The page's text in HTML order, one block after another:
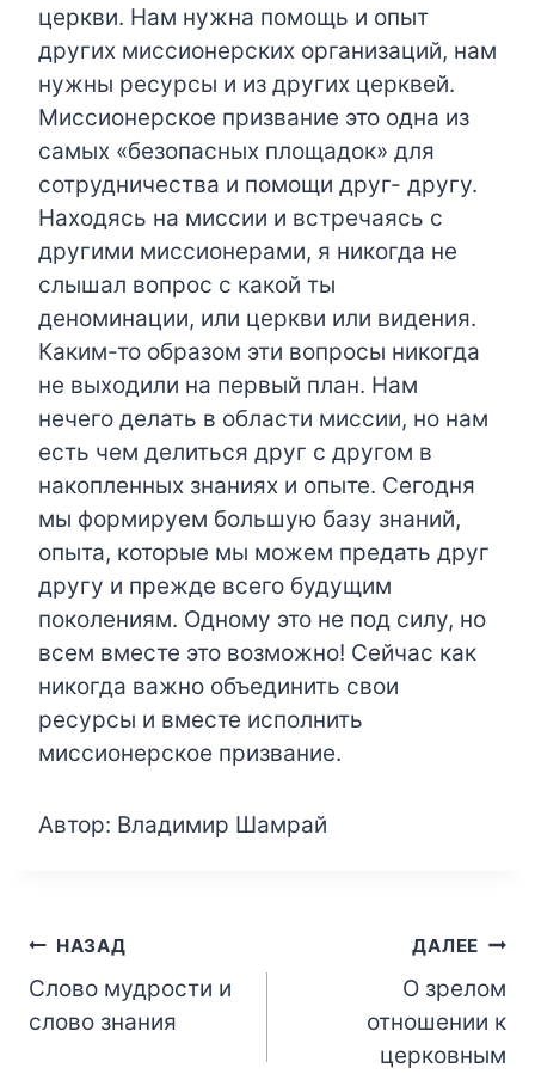
церкви. Нам нужна помощь и опыт
других миссионерских организаций, нам
нужны ресурсы и из других церквей.
Миссионерское призвание это одна из
самых «безопасных площадок» для
сотрудничества и помощи друг- другу.
Находясь на миссии и встречаясь с
другими миссионерами, я никогда не
слышал вопрос с какой ты
деноминации, или церкви или видения.
Каким-то образом эти вопросы никогда
не выходили на первый план. Нам
нечего делать в области миссии, но нам
есть чем делиться друг с другом в
накопленных знаниях и опыте. Сегодня
мы формируем большую базу знаний,
опыта, которые мы можем предать друг
другу и прежде всего будущим
поколениям. Одному это не под силу, но
всем вместе это возможно! Сейчас как
никогда важно объединить свои
ресурсы и вместе исполнить
миссионерское призвание.
Автор: Владимир Шамрай
Навигация
по
НАЗАД
Слово мудрости и
слово знания
ДАЛЕЕ
О зрелом
отношении к
церковным